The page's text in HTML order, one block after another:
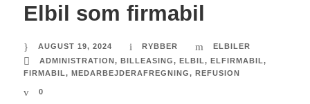
Elbil som firmabil
AUGUST 19, 2024 RYBBER
ELBILER
ADMINISTRATION, BILLEASING, ELBIL, ELFIRMABIL,
FIRMABIL, MEDARBEJDERAFREGNING, REFUSION
0